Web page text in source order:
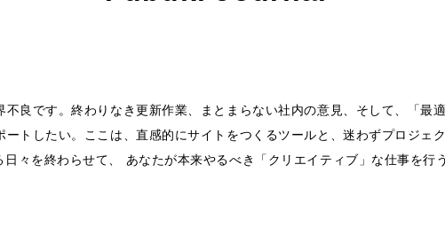
良です。終わりなき更新作業、まとまらない社内の意見、そして、「最
トしたい。ここは、直感的にサイトをつくるツールと、迷わずプロジェ
々を終わらせて、 あなたが本来やるべき「クリエイティブ」な仕事を行